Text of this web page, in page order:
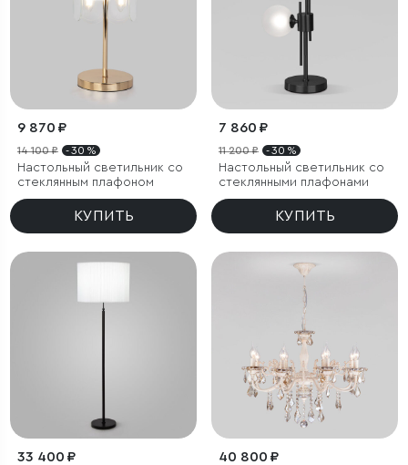
9 870 ₽
14 100 ₽ - 30 %
Настольный светильник со
стеклянным плафоном
КУПИТЬ
7 860 ₽
11 200 ₽ - 30 %
Настольный светильник со
стеклянными плафонами
КУПИТЬ
33 400 ₽ 40 800 ₽